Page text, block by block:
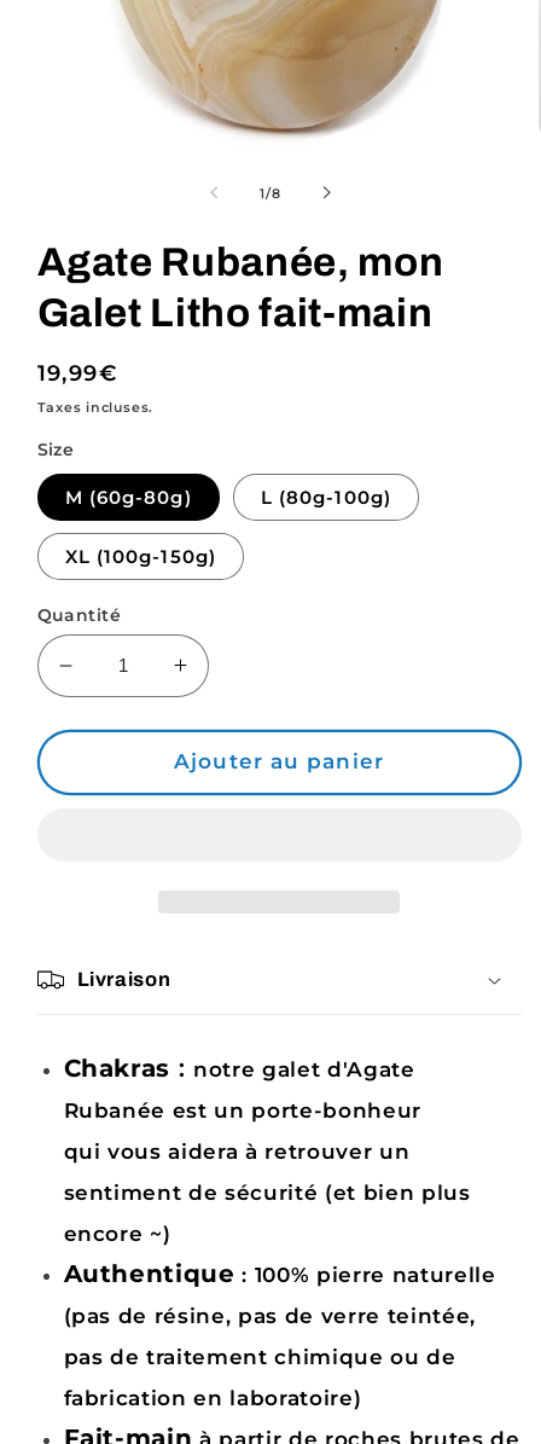
une
fenêtre
modale
1/de
8
Agate Rubanée, mon
Galet Litho fait-main
Prix
habituel
19,99€
Taxes incluses.
Size
M (60g-80g) L (80g-100g)
XL (100g-150g)
Quantité
Réduire
la
quantité
Agate
Augmenter
la
quantité
de
Agate
Litho
Ajouter au panier
Livraison
Chakras : notre galet d'Agate
Rubanée est un porte-bonheur
quivousaidera à retrouver un
sentiment de sécurité (et bien plus
encore ~)
Authentique : 100% pierre naturelle
(pas de résine, pas de verre teintée,
pas de traitement chimique ou de
fabrication en laboratoire)
Fait-main